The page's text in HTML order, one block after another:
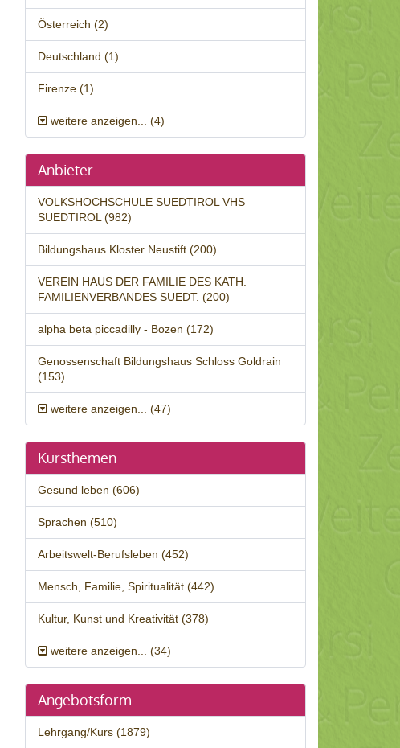
Österreich (2)
Deutschland (1)
Firenze (1)
weitere anzeigen... (4)
Anbieter
VOLKSHOCHSCHULE SUEDTIROL VHS
SUEDTIROL (982)
Bildungshaus Kloster Neustift (200)
VEREIN HAUS DER FAMILIE DES KATH.
FAMILIENVERBANDES SUEDT. (200)
alpha beta piccadilly - Bozen (172)
Genossenschaft Bildungshaus Schloss Goldrain
(153)
weitere anzeigen... (47)
Kursthemen
Gesund leben (606)
Sprachen (510)
Arbeitswelt-Berufsleben (452)
Mensch, Familie, Spiritualität (442)
Kultur, Kunst und Kreativität (378)
weitere anzeigen... (34)
Angebotsform
Lehrgang/Kurs (1879)